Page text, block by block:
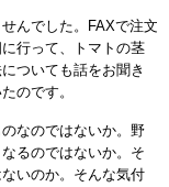
んでした。FAXで注文
行って、トマトの茎
ついても話をお聞き
のです。
なのではないか。野
るのではないか。そ
いのか。そんな気付